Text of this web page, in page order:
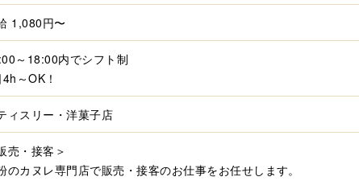
1,080円〜
～18:00内でシフト制
～OK！
ィスリー・洋菓子店
売・接客＞
のカヌレ専門店で販売・接客のお仕事をお任せします。